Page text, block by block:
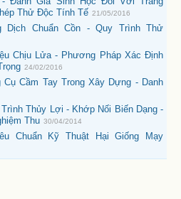
Thử Độc Tính Tế 21/05/2016
Dịch Chuẩn Cồn - Quy Trình Thử
Chịu Lửa - Phương Pháp Xác Định
24/02/2016
Cụ Cầm Tay Trong Xây Dựng - Danh
Thủy Lợi - Khớp Nối Biến Dạng -
Thu 30/04/2014
Chuẩn Kỹ Thuật Hại Giống Mạy